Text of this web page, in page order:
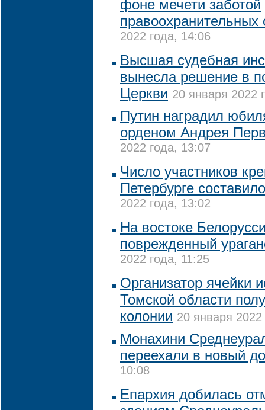
фоне мечети заботой
правоохранительных
2022 года, 14:06
Высшая судебная
вынесла решение в
Церкви 20 января 2022
Путин наградил
орденом Андрея
2022 года, 13:07
Число участников
Петербурге
2022 года, 13:02
На востоке
поврежденный
2022 года, 11:25
Организатор ячейки
Томской области
колонии 20 января
Монахини
переехали в новый
10:08
Епархия добилась